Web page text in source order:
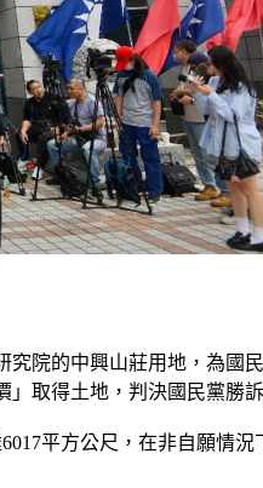
院的中興山莊用地，為
取得土地，判決國民黨勝
平方公尺，在非自願情